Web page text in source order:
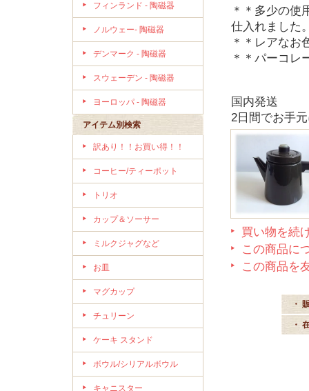
フィンランド - 陶磁器
ノルウェー- 陶磁器
デンマーク - 陶磁器
スウェーデン - 陶磁器
ヨーロッパ - 陶磁器
アイテム別検索
訳あり！！お買い得！！
コーヒー/ティーポット
トリオ
カップ＆ソーサー
ミルクジャグなど
お皿
マグカップ
チュリーン
ケーキ スタンド
ボウル/シリアルボウル
キャニスター
＊＊多少の使
仕入れました
＊＊レアなお
＊＊パーコレ
国内発送
2日間でお手
買い物を続
この商品に
この商品を
・
・